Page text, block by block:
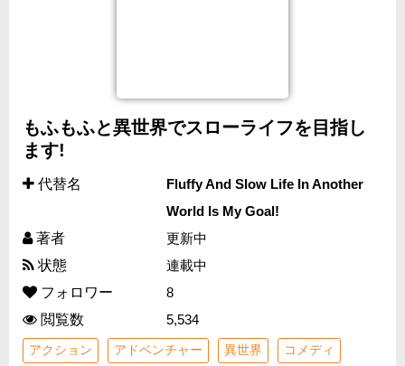
もふもふと異世界でスローライフを目指し
ます!
代替名
Fluffy And Slow Life In Another
World Is My Goal!
著者
更新中
状態
連載中
フォロワー
8
閲覧数
5,534
アクション アドベンチャー 異世界 コメディ